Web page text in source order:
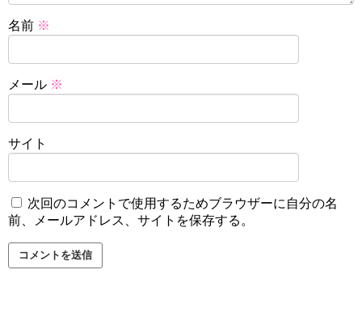
名前 ※
メール ※
サイト
次回のコメントで使用するためブラウザーに自分の名
前、メールアドレス、サイトを保存する。